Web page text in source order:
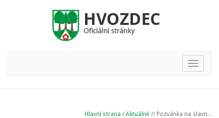
Hlavní
nabídka
Hlavní strana /Aktuálně // Pozvánka na slavn...